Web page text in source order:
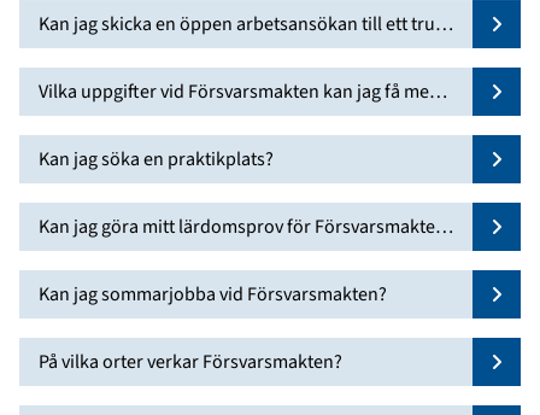
Kan jag skicka en öppen arbetsansökan till ett trup
pförband som intresserar mig?
Vilka uppgifter vid Försvarsmakten kan jag få med
min utbildning?
Kan jag söka en praktikplats?
Kan jag göra mitt lärdomsprov för Försvarsmakte
n?
Kan jag sommarjobba vid Försvarsmakten?
På vilka orter verkar Försvarsmakten?